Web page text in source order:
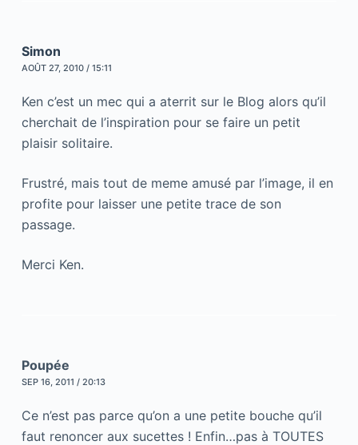
Simon
AOÛT 27, 2010 / 15:11
Ken c’est un mec qui a aterrit sur le Blog alors qu’il
cherchait de l’inspiration pour se faire un petit
plaisir solitaire.
Frustré, mais tout de meme amusé par l’image, il en
profite pour laisser une petite trace de son
passage.
Merci Ken.
Poupée
SEP 16, 2011 / 20:13
Ce n’est pas parce qu’on a une petite bouche qu’il
faut renoncer aux sucettes ! Enfin…pas à TOUTES